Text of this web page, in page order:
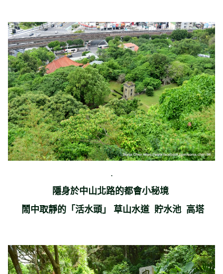
.
隱身於中山北路的都會小秘境
鬧中取靜的「活水頭」 草山水道 貯水池 高塔